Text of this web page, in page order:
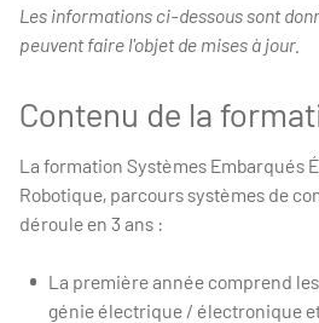
Les informations ci-dessous sont
peuvent faire l'objet de mises à jour.
Contenu de la
La formation Systèmes Embarqués
Robotique, parcours systèmes de
déroule en 3 ans :
La première année comprend
génie électrique / électronique